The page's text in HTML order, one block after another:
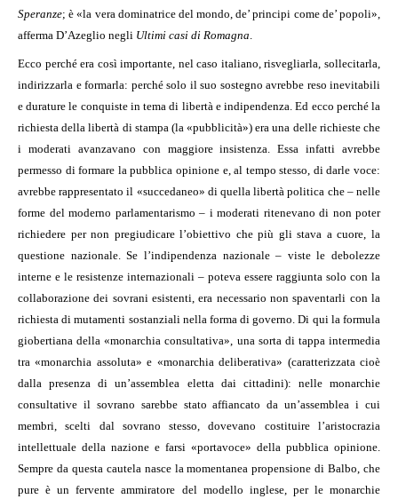
Speranze; è «la vera dominatrice del mondo, de’ principi come de’ popoli»,
afferma D’Azeglio negli Ultimi casi di Romagna
Ecco perché era così importante, nel caso italiano, risvegliarla, sollecitarla,
indirizzarla e formarla: perché solo il suo sostegno avrebbe reso inevitabili
e durature le conquiste in tema di libertà e indipendenza. Ed ecco perché la
richiesta della libertà di stampa (la «pubblicità») era una delle richieste che
i moderati avanzavano con maggiore insistenza. Essa infatti avrebbe
permesso di formare la pubblica opinione e, al tempo stesso, di darle voce:
avrebbe rappresentato il «succedaneo» di quella libertà politica che – nelle
forme del moderno parlamentarismo – i moderati ritenevano di non poter
richiedere per non pregiudicare l’obiettivo che più gli stava a cuore, la
questione nazionale. Se l’indipendenza nazionale – viste le debolezze
interne e le resistenze internazionali – poteva essere raggiunta solo con la
collaborazione dei sovrani esistenti, era necessario non spaventarli con la
richiesta di mutamenti sostanziali nella forma di governo. Di qui la formula
giobertiana della «monarchia consultativa», una sorta di tappa intermedia
tra «monarchia assoluta» e «monarchia deliberativa» (caratterizzata cioè
dalla presenza di un’assemblea eletta dai cittadini): nelle monarchie
consultative il sovrano sarebbe stato affiancato da un’assemblea i cui
membri, scelti dal sovrano stesso, dovevano costituire l’aristocrazia
intellettuale della nazione e farsi «portavoce» della pubblica opinione.
Sempre da questa cautela nasce la momentanea propensione di Balbo, che
pure è un fervente ammiratore del modello inglese, per le monarchie